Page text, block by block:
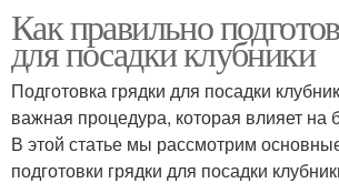
Как правильно
для посадки клубники
Подготовка грядки для посадки
важная процедура, которая влияет на
В этой статье мы рассмотрим
подготовки грядки для посадки